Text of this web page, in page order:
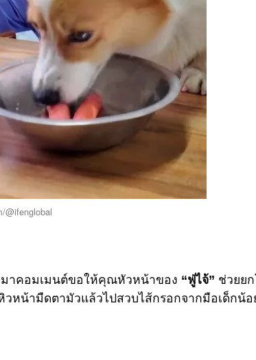
@ifenglobal
มาคอมเมนต์ขอให้คุณหัวหน้าของ “ฟู่ไจ้” ช่วยย
วหน้ามืดตามัวแล้วไปสวบไส้กรอกจากมือเด็กน้